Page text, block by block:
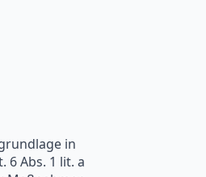
in
Abs. 1 lit. a